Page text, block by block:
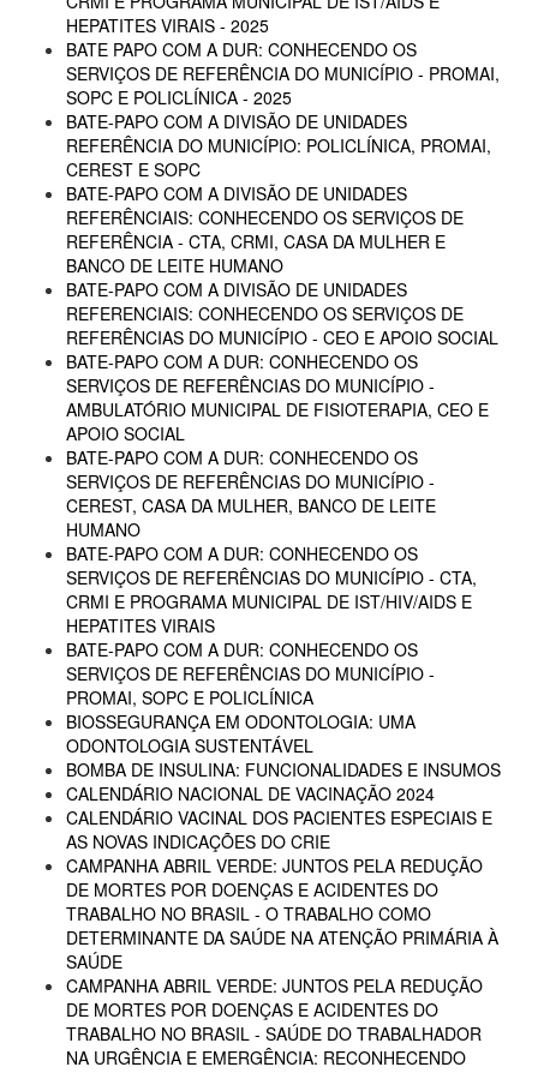
HEPATITES VIRAIS - 2025
BATE PAPO COM A DUR: CONHECENDO OS
SERVIÇOS DE REFERÊNCIA DO MUNICÍPIO - PROMAI,
SOPC E POLICLÍNICA - 2025
BATE-PAPO COM A DIVISÃO DE UNIDADES
REFERÊNCIA DO MUNICÍPIO: POLICLÍNICA, PROMAI,
CEREST E SOPC
BATE-PAPO COM A DIVISÃO DE UNIDADES
REFERÊNCIAIS: CONHECENDO OS SERVIÇOS DE
REFERÊNCIA - CTA, CRMI, CASA DA MULHER E
BANCO DE LEITE HUMANO
BATE-PAPO COM A DIVISÃO DE UNIDADES
REFERENCIAIS: CONHECENDO OS SERVIÇOS DE
REFERÊNCIAS DO MUNICÍPIO - CEO E APOIO SOCIAL
BATE-PAPO COM A DUR: CONHECENDO OS
SERVIÇOS DE REFERÊNCIAS DO MUNICÍPIO -
AMBULATÓRIO MUNICIPAL DE FISIOTERAPIA, CEO E
APOIO SOCIAL
BATE-PAPO COM A DUR: CONHECENDO OS
SERVIÇOS DE REFERÊNCIAS DO MUNICÍPIO -
CEREST, CASA DA MULHER, BANCO DE LEITE
HUMANO
BATE-PAPO COM A DUR: CONHECENDO OS
SERVIÇOS DE REFERÊNCIAS DO MUNICÍPIO - CTA,
CRMI E PROGRAMA MUNICIPAL DE IST/HIV/AIDS E
HEPATITES VIRAIS
BATE-PAPO COM A DUR: CONHECENDO OS
SERVIÇOS DE REFERÊNCIAS DO MUNICÍPIO -
PROMAI, SOPC E POLICLÍNICA
BIOSSEGURANÇA EM ODONTOLOGIA: UMA
ODONTOLOGIA SUSTENTÁVEL
BOMBA DE INSULINA: FUNCIONALIDADES E INSUMOS
CALENDÁRIO NACIONAL DE VACINAÇÃO 2024
CALENDÁRIO VACINAL DOS PACIENTES ESPECIAIS E
AS NOVAS INDICAÇÕES DO CRIE
CAMPANHA ABRIL VERDE: JUNTOS PELA REDUÇÃO
DE MORTES POR DOENÇAS E ACIDENTES DO
TRABALHO NO BRASIL - O TRABALHO COMO
DETERMINANTE DA SAÚDE NA ATENÇÃO PRIMÁRIA À
SAÚDE
CAMPANHA ABRIL VERDE: JUNTOS PELA REDUÇÃO
DE MORTES POR DOENÇAS E ACIDENTES DO
TRABALHO NO BRASIL - SAÚDE DO TRABALHADOR
NA URGÊNCIA E EMERGÊNCIA: RECONHECENDO